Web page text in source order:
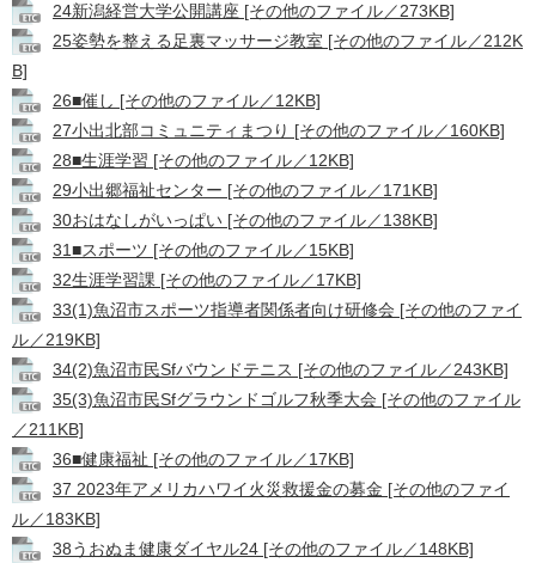
24新潟経営大学公開講座 [その他のファイル／273KB]
25姿勢を整える足裏マッサージ教室 [その他のファイル／212K
B]
26■催し [その他のファイル／12KB]
27小出北部コミュニティまつり [その他のファイル／160KB]
28■生涯学習 [その他のファイル／12KB]
29小出郷福祉センター [その他のファイル／171KB]
30おはなしがいっぱい [その他のファイル／138KB]
31■スポーツ [その他のファイル／15KB]
32生涯学習課 [その他のファイル／17KB]
33(1)魚沼市スポーツ指導者関係者向け研修会 [その他のファイ
ル／219KB]
34(2)魚沼市民Sfバウンドテニス [その他のファイル／243KB]
35(3)魚沼市民Sfグラウンドゴルフ秋季大会 [その他のファイル
／211KB]
36■健康福祉 [その他のファイル／17KB]
37 2023年アメリカハワイ火災救援金の募金 [その他のファイ
ル／183KB]
38うおぬま健康ダイヤル24 [その他のファイル／148KB]